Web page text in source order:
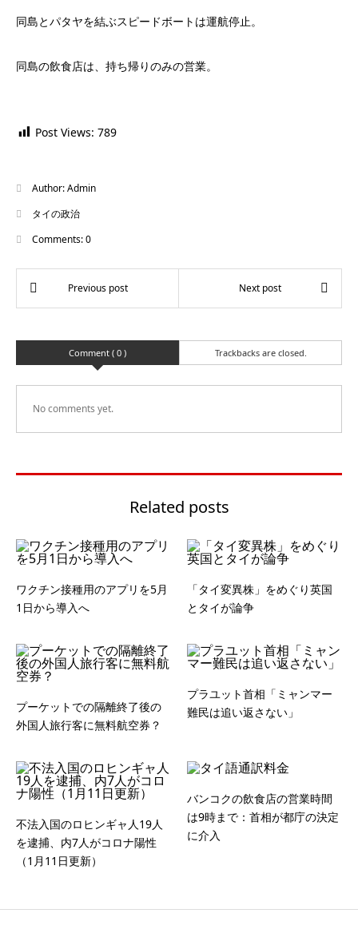
同島とパタヤを結ぶスピードボートは運航停止。
同島の飲食店は、持ち帰りのみの営業。
Post Views: 789
Author:Admin
タイの政治
Comments:0
Comment ( 0 ) Trackbacks are closed.
No comments yet.
Related posts
ワクチン接種用のアプリを5月
1日から導入へ
「タイ変異株」をめぐり英国
とタイが論争
プーケットでの隔離終了後の
外国人旅行客に無料航空券？
プラユット首相「ミャンマー
難民は追い返さない」
不法入国のロヒンギャ人19人
を逮捕、内7人がコロナ陽性
（1月11日更新）
バンコクの飲食店の営業時間
は9時まで：首相が都庁の決定
に介入